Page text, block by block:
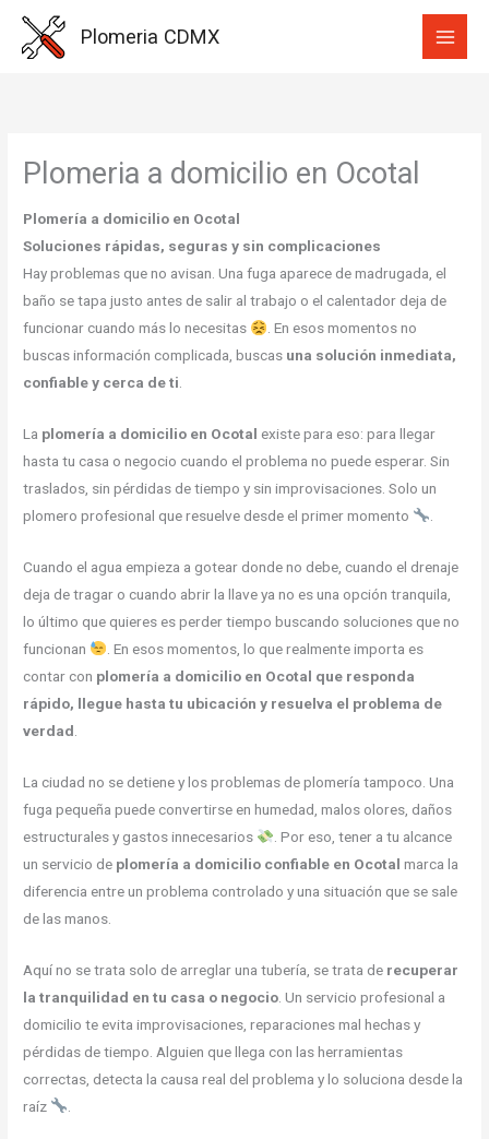
Plomeria CDMX
Plomeria a domicilio en Ocotal
Plomería a domicilio en Ocotal
Soluciones rápidas, seguras y sin complicaciones
Hay problemas que no avisan. Una fuga aparece de madrugada, el
baño se tapa justo antes de salir al trabajo o el calentador deja de
funcionar cuando más lo necesitas
. En esos momentos no
buscas información complicada, buscas una solución inmediata,
confiable y cerca de ti.
La plomería a domicilio en Ocotal existe para eso: para llegar
hasta tu casa o negocio cuando el problema no puede esperar. Sin
traslados, sin pérdidas de tiempo y sin improvisaciones. Solo un
plomero profesional que resuelve desde el primer momento
Cuando el agua empieza a gotear donde no debe, cuando el drenaje
deja de tragar o cuando abrir la llave ya no es una opción tranquila,
lo último que quieres es perder tiempo buscando soluciones que no
funcionan
. En esos momentos, lo que realmente importa es
contar con plomería a domicilio en Ocotal que responda
rápido, llegue hasta tu ubicación y resuelva el problema de
verdad
La ciudad no se detiene y los problemas de plomería tampoco. Una
fuga pequeña puede convertirse en humedad, malos olores, daños
estructurales y gastos innecesarios
. Por eso, tener a tu alcance
un servicio de plomería a domicilio confiable en Ocotal marca la
diferencia entre un problema controlado y una situación que se sale
de las manos.
Aquí no se trata solo de arreglar una tubería, se trata de recuperar
la tranquilidad en tu casa o negocio . Un servicio profesional a
domicilio te evita improvisaciones, reparaciones mal hechas y
pérdidas de tiempo. Alguien que llega con las herramientas
correctas, detecta la causa real del problema y lo soluciona desde la
raíz